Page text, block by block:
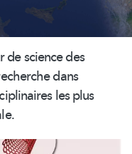
de science des
dans
les plus